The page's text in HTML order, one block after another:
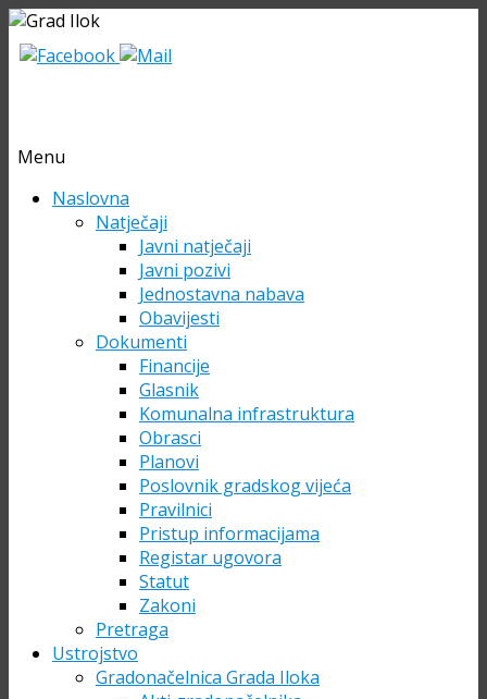
Menu
Skip Naslovna
Natječaji
Javni natječaji
Javni pozivi
Jednostavna nabava
Obavijesti
Dokumenti
Financije
Glasnik
Komunalna infrastruktura
Obrasci
Planovi
Poslovnik gradskog vijeća
Pravilnici
Pristup informacijama
Registar ugovora
Statut
Zakoni
Pretraga
Ustrojstvo
Gradonačelnica Grada Iloka